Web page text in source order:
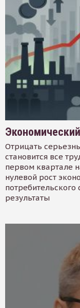
Отрицать
становится все
первом квартале
нулевой рост
результаты